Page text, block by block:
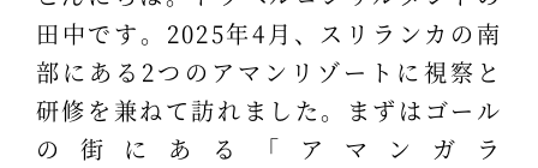
田中です。2025年4月、スリランカの南
部にある2つのアマンリゾートに視察と
研修を兼ねて訪れました。まずはゴール
の街にある「アマンガラ